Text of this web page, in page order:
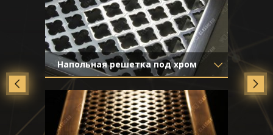
Напольная решетка под хром
Материал- Нержавеющая
сталь
Отделка- Полированная
нержавейка